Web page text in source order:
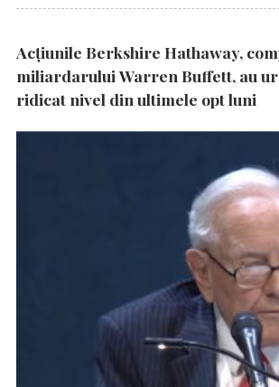
Acțiunile Berkshire Hathaway,
miliardarului Warren Buffett, au
ridicat nivel din ultimele opt luni